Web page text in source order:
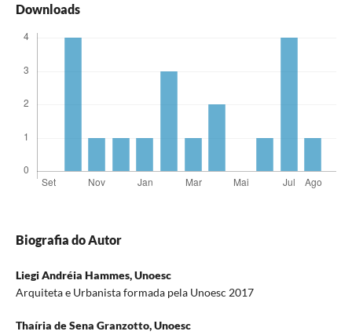
Downloads
Biografia do Autor
Liegi Andréia Hammes,Unoesc
Arquiteta e Urbanista formada pela Unoesc 2017
Thaíria de Sena Granzotto,Unoesc